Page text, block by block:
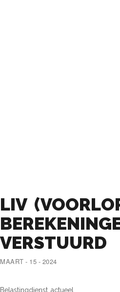
LIV
VERSTUURD
MAART - 15 - 2024
Belastingdienst actueel